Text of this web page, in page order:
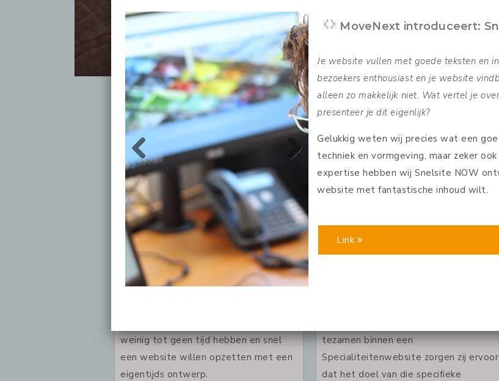
Wat is Snelsite?
De naam zegt het al! Snelsite is de
weinig tot geen tijd hebben en snel
een website willen opzetten met een
eigentijds ontwerp.
tezamen binnen een
Specialiteitenwebsite zorgen zij ervoor
dat het doel van die specifieke